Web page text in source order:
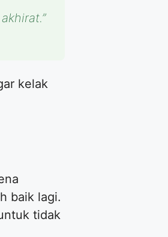
kelak
baik lagi.
tidak